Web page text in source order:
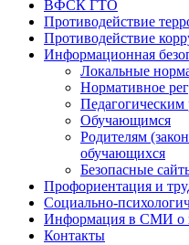
ВФСК ГТО
Противодействие
Противодействие
Информационная
Локальные
Нормативное
Педагогическим
Обучающимся
Родителям
обучающихся
Безопасные
Профориентация и
Социально-
Информация в СМИ о
Контакты